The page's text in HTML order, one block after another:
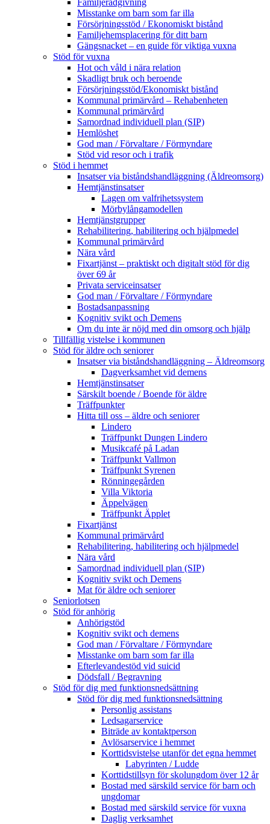
Misstanke om barn som far illa
Försörjningsstöd / Ekonomiskt bistånd
Familjehemsplacering för ditt barn
Gängsnacket – en guide för viktiga vuxna
Stöd för vuxna
Hot och våld i nära relation
Skadligt bruk och beroende
Försörjningsstöd/Ekonomiskt bistånd
Kommunal primärvård – Rehabenheten
Kommunal primärvård
Samordnad individuell plan (SIP)
Hemlöshet
God man / Förvaltare / Förmyndare
Stöd vid resor och i trafik
Stöd i hemmet
Insatser via biståndshandläggning (Äldreomsorg)
Hemtjänstinsatser
Lagen om valfrihetssystem
Mörbylångamodellen
Hemtjänstgrupper
Rehabilitering, habilitering och hjälpmedel
Kommunal primärvård
Nära vård
Fixartjänst – praktiskt och digitalt stöd för dig
över 69 år
Privata serviceinsatser
God man / Förvaltare / Förmyndare
Bostadsanpassning
Kognitiv svikt och Demens
Om du inte är nöjd med din omsorg och hjälp
Tillfällig vistelse i kommunen
Stöd för äldre och seniorer
Insatser via biståndshandläggning – Äldreomsorg
Dagverksamhet vid demens
Hemtjänstinsatser
Särskilt boende / Boende för äldre
Träffpunkter
Hitta till oss – äldre och seniorer
Lindero
Träffpunkt Dungen Lindero
Musikcafé på Ladan
Träffpunkt Vallmon
Träffpunkt Syrenen
Rönningegården
Villa Viktoria
Äppelvägen
Träffpunkt Äpplet
Fixartjänst
Kommunal primärvård
Rehabilitering, habilitering och hjälpmedel
Nära vård
Samordnad individuell plan (SIP)
Kognitiv svikt och Demens
Mat för äldre och seniorer
Seniorlotsen
Stöd för anhörig
Anhörigstöd
Kognitiv svikt och demens
God man / Förvaltare / Förmyndare
Misstanke om barn som far illa
Efterlevandestöd vid suicid
Dödsfall / Begravning
Stöd för dig med funktionsnedsättning
Stöd för dig med funktionsnedsättning
Personlig assistans
Ledsagarservice
Biträde av kontaktperson
Avlösarservice i hemmet
Korttidsvistelse utanför det egna hemmet
Labyrinten / Ludde
Korttidstillsyn för skolungdom över 12 år
Bostad med särskild service för barn och
ungdomar
Bostad med särskild service för vuxna
Daglig verksamhet